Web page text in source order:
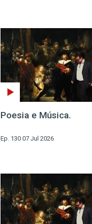
Poesia e Música.
Ep. 130 07 Jul 2026